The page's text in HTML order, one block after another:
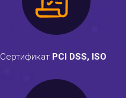
Сертификат PCI DSS, ISO